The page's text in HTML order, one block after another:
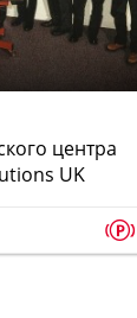
центра
UK
p